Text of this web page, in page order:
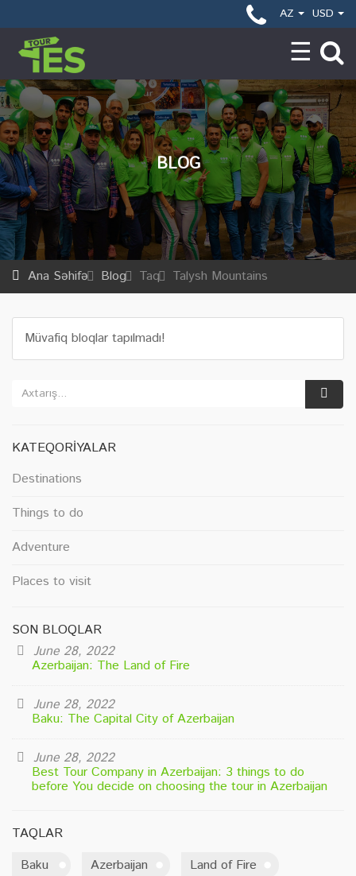
AZ USD
BLOG
Ana Səhifə Blog Taq Talysh Mountains
Müvafiq bloqlar tapılmadı!
KATEQORIYALAR
Destinations
Things to do
Adventure
Places to visit
SON BLOQLAR
June 28, 2022
Azerbaijan: The Land of Fire
June 28, 2022
Baku: The Capital City of Azerbaijan
June 28, 2022
Best Tour Company in Azerbaijan: 3 things to do
before You decide on choosing the tour in Azerbaijan
TAQLAR
Baku
Azerbaijan Land of Fire